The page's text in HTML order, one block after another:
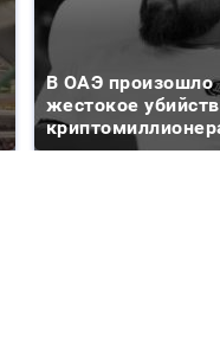
В ОАЭ произошло
жестокое